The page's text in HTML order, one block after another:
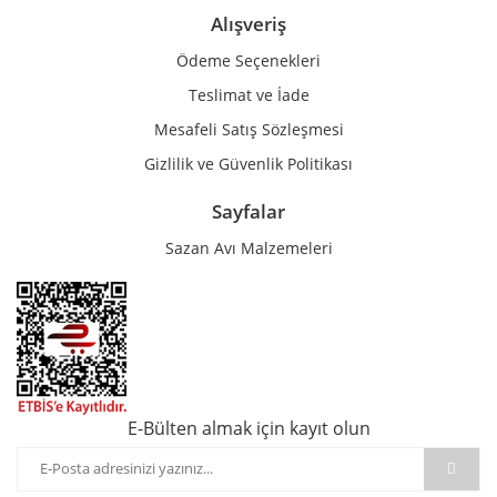
Alışveriş
Ödeme Seçenekleri
Teslimat ve İade
Mesafeli Satış Sözleşmesi
Gizlilik ve Güvenlik Politikası
Sayfalar
Sazan Avı Malzemeleri
E-Bülten almak için kayıt olun